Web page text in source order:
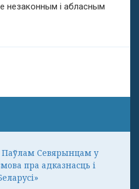
незаконным і абласным
Паўлам Севярынцам у
пра адказнасць і